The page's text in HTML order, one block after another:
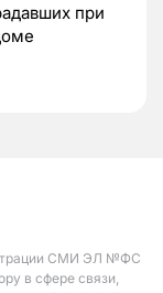
при
СМИ ЭЛ №ФС
в сфере связи,